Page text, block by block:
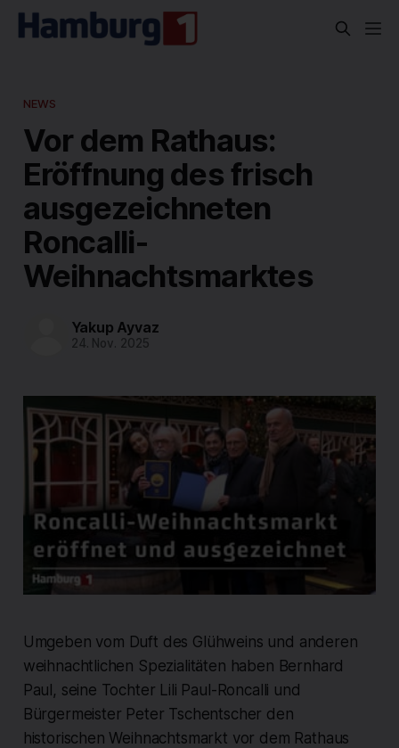
NEWS
Vor dem Rathaus:
Eröffnung des frisch
ausgezeichneten
Roncalli-
Weihnachtsmarktes
Yakup Ayvaz
24. Nov. 2025
Umgeben vom Duft des Glühweins und anderen
weihnachtlichen Spezialitäten haben Bernhard
Paul, seine Tochter Lili Paul-Roncalli und
Bürgermeister Peter Tschentscher den
historischen Weihnachtsmarkt vor dem Rathaus